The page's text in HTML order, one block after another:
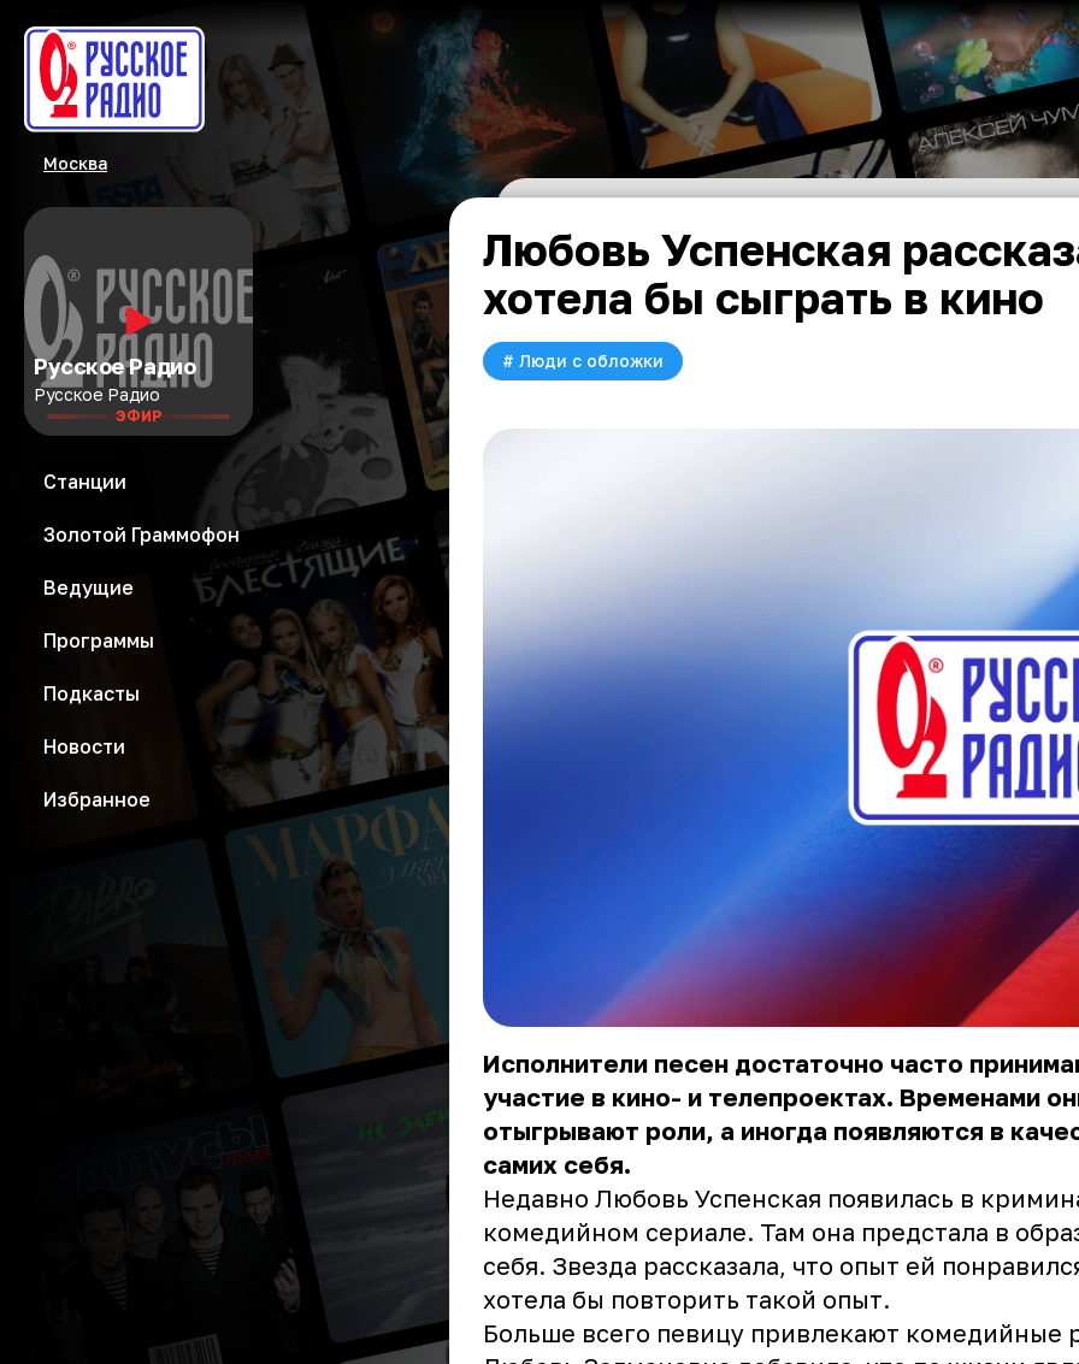
Москва
Русское Радио
Русское Радио
ЭФИР
Станции
Золотой Граммофон
Ведущие
Программы
Подкасты
Новости
Избранное
Любовь Успенская
хотела бы сыграть в кино
# Люди с обложки
Исполнители песен достаточно часто
участие в кино- и телепроектах. Временами
отыгрывают роли, а иногда появляются в
самих себя.
Недавно Любовь Успенская появилась в
комедийном сериале. Там она предстала в
себя. Звезда рассказала, что опыт ей
хотела бы повторить такой опыт.
Больше всего певицу привлекают комедийные